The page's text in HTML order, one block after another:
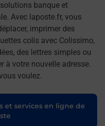
banque et
Avec laposte.fr, vous
imprimer des
colis avec Colissimo,
des lettres simples ou
à votre nouvelle adresse.
voulez.
et services en ligne de